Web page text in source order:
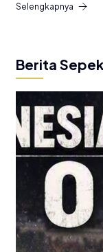
Selengkapnya
Berita